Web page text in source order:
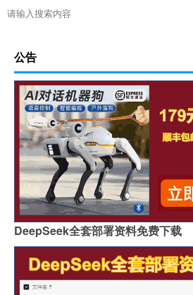
公告
DeepSeek全套部署资料免费下载